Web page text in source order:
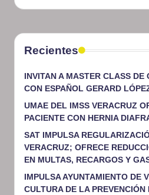
Recientes
INVITAN A MASTER CLASS DE
CON ESPAÑOL GERARD
UMAE DEL IMSS VERACRUZ
PACIENTE CON HERNIA
SAT IMPULSA
VERACRUZ; OFRECE
EN MULTAS, RECARGOS Y
IMPULSA AYUNTAMIENTO DE
CULTURA DE LA